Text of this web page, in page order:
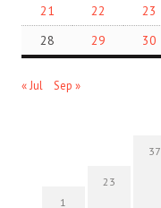
21
22 23
28
29 30
« Jul Sep »
1
23
37